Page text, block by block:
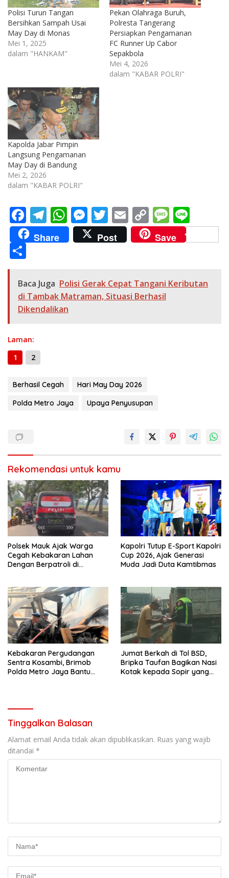
Polisi Turun Tangan
Bersihkan Sampah Usai
May Day di Monas
Mei 1, 2025
dalam "HANKAM"
Pekan Olahraga Buruh,
Polresta Tangerang
Persiapkan Pengamanan
FC Runner Up Cabor
Sepakbola
Mei 4, 2026
dalam "KABAR POLRI"
Kapolda Jabar Pimpin
Langsung Pengamanan
May Day di Bandung
Mei 2, 2026
dalam "KABAR POLRI"
F
ac
e
o
o
k
T
el
e
a
m
W
h
at
A
p
p
M
e
ss
n
g
T
w
itt
E
m
ai
C
o
p
Li
n
M
e
ss
g
n
e
Share Post Save
S
ar
e
Baca Juga Polisi Gerak Cepat Tangani Keributan
di Tambak Matraman, Situasi Berhasil
Dikendalikan
Laman:
1
2
Berhasil Cegah
Hari May Day 2026
Polda Metro Jaya
Upaya Penyusupan
Rekomendasi untuk kamu
Polsek Mauk Ajak Warga
Cegah Kebakaran Lahan
Dengan Berpatroli di
Kapolri Tutup E-Sport Kapolri
Cup 2026, Ajak Generasi
Muda Jadi Duta Kamtibmas
Kebakaran Pergudangan
Sentra Kosambi, Brimob
Polda Metro Jaya Bantu
Jumat Berkah di Tol BSD,
Bripka Taufan Bagikan Nasi
Kotak kepada Sopir yang
Tinggalkan Balasan
Alamat email Anda tidak akan dipublikasikan. Ruas yang wajib
ditandai *